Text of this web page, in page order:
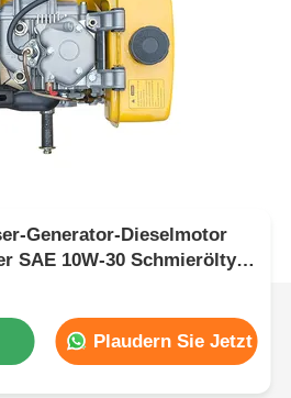
Generator-Dieselmotor
SAE 10W-30 Schmieröltyp
2751 pro 3000 g kW h r
Plaudern Sie Jetzt